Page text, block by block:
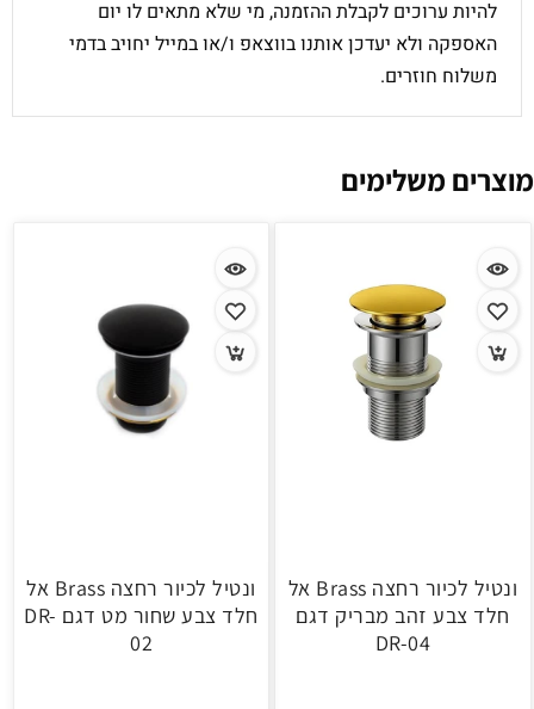
להיות ערוכים לקבלת ההזמנה, מי שלא מתאים לו יום
האספקה ולא יעדכן אותנו בווצאפ ו/או במייל יחויב בדמי
משלוח חוזרים.
מוצרים משלימים
ונטיל לכיור רחצה Brass אל
חלד צבע זהב מבריק דגם
DR-04
ונטיל לכיור רחצה Brass אל
חלד צבע שחור מט דגם DR-
02